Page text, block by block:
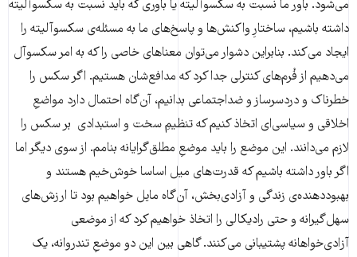
می‌شود. باور ما نسبت به سکسوآلیته یا باوری که باید نسبت به سکسوآلیته
داشته باشیم، ساختارِ واکنش‌ها و پاسخ‌های ما به مسئله‌ی سکسوآلیته را
ایجاد می‌کند. بنابراین دشوار می‌توان معناهای خاصی را که به امر سکسوآل
می‌دهیم از فُرم‌های کنترلی جدا کرد که مدافع‌شان هستیم. اگر سکس را
خطرناک و دردسرساز و ضداجتماعی بدانیم، آن‌گاه احتمال دارد مواضعِ
اخلاقی و سیاسی‌ای اتخاذ کنیم که تنظیمِ سخت و استبدادی بر سکس را
لازم می‌دانند. این موضع را باید موضعِ مطلق‌گرایانه بنامم. از سوی دیگر اما
اگر باور داشته باشیم که قدرت‌های میل اساسا خوش‌خیم هستند و
بهبوددهنده‌ی زندگی و آزادی‌بخش، آن‌گاه مایل خواهیم بود تا ارزش‌های
سهل‌گیرانه و حتی رادیکالی را اتخاذ خواهیم کرد که از موضعی
آزادی‌خواهانه پشتیبانی می‌کنند. گاهی بین این دو موضعِ تندروانه، یک